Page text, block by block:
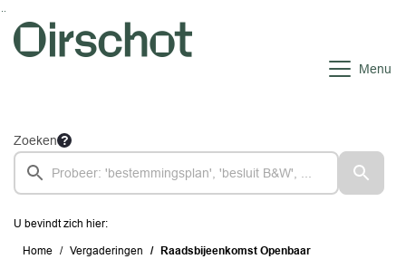
Ga naar de inhoud van deze pagina
Ga naar het zoeken
Ga naar het menu
Menu
Zoeken
U bevindt zich hier:
Home Vergaderingen Raadsbijeenkomst Openbaar